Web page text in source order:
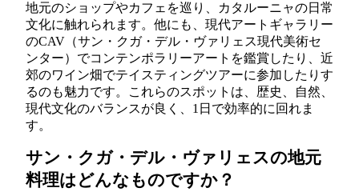
地元のショップやカフェを巡り、カタルーニャの日常
文化に触れられます。他にも、現代アートギャラリー
のCAV（サン・クガ・デル・ヴァリェス現代美術セ
ンター）でコンテンポラリーアートを鑑賞したり、近
郊のワイン畑でテイスティングツアーに参加したりす
るのも魅力です。これらのスポットは、歴史、自然、
現代文化のバランスが良く、1日で効率的に回れま
す。
サン・クガ・デル・ヴァリェスの地元
料理はどんなものですか？